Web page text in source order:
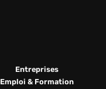
Entreprises
Emploi & Formation